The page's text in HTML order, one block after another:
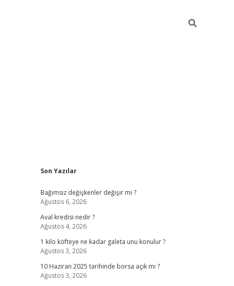
Sidebar
Son Yazılar
Bağımsız değişkenler değişir mi ?
Ağustos 6, 2026
Aval kredisi nedir ?
Ağustos 4, 2026
1 kilo köfteye ne kadar galeta unu konulur ?
Ağustos 3, 2026
10 Haziran 2025 tarihinde borsa açık mı ?
Ağustos 3, 2026